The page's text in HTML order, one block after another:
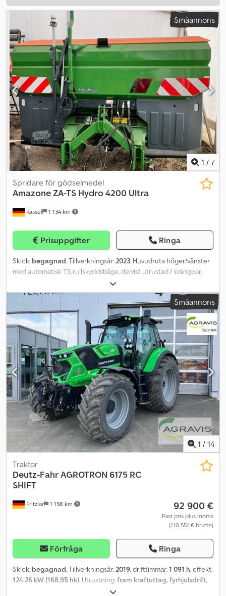
Småannons
1 / 7
Kassel 1 134 km
Spridare för gödselmedel
AmazoneZA-TS Hydro 4200 Ultra
Prisuppgifter Ringa
Skick: begagnad, Tillverkningsår:2023, Huvudruta höger/vänster
med automatisk TS rullskyddsbåge, delvist utrustad / svängbar,
fabriksmonterad. Lutningssensor för vägningselektronik /
inställning av introduktionssystem. Professionellt
vägningessystem installationsdelar för ZA-basutrustning.
LED-/bakbelysning manuell. Dksdpjt A Udgjfx Ai Isr
Småannons
1 / 14
Fritzlar 1 158 km
Traktor
Deutz-FahrAGROTRON 6175 RC
SHIFT
92 900 €
Fast pris plus moms
(110 551 € brutto)
Förfråga Ringa
Skick: begagnad, Tillverkningsår:2019, drifttimmar:1 091 h, effekt:
124,26 kW (168,95 hk), Utrustning:fram kraftuttag, fyrhjulsdrift,
, AGROTRON 6175 RC SHIFT beg. DEUTZ FAHR